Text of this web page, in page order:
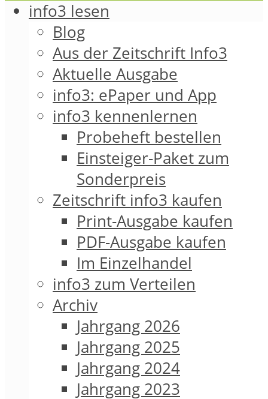
info3 lesen
Blog
Aus der Zeitschrift Info3
Aktuelle Ausgabe
info3: ePaper und App
info3 kennenlernen
Probeheft bestellen
Einsteiger-Paket zum
Sonderpreis
Zeitschrift info3 kaufen
Print-Ausgabe kaufen
PDF-Ausgabe kaufen
Im Einzelhandel
info3 zum Verteilen
Archiv
Jahrgang 2026
Jahrgang 2025
Jahrgang 2024
Jahrgang 2023